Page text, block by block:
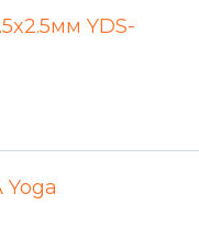
YDS-
Yoga